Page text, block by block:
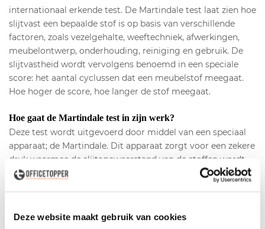
Deze website maakt gebruik van cookies
internationaal erkende test. De Martindale test laat zien hoe
slijtvast een bepaalde stof is op basis van verschillende
factoren, zoals vezelgehalte, weeftechniek, afwerkingen,
meubelontwerp, onderhouding, reiniging en gebruik. De
slijtvastheid wordt vervolgens benoemd in een speciale
score: het aantal cyclussen dat een meubelstof meegaat.
Hoe hoger de score, hoe langer de stof meegaat.
Hoe gaat de Martindale test in zijn werk?
Deze test wordt uitgevoerd door middel van een speciaal
apparaat; de Martindale. Dit apparaat zorgt voor een zekere
druk waarmee de slijtageweerstand van de stoffen wordt
getest. Als er maximaal drie draden van een weefsel zijn
gebroken of versleten, of als er pooluitval optreedt bij een
worden afgelezen. Dit aantal toeren staat gelijk aan het